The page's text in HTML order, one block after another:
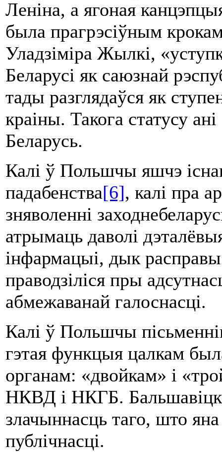
Леніна, а ягоная
была прагрэсіўным
Уладзіміра Жылкі,
Беларусі як саюзнай
тады разглядаўся як
краіны. Такога статусу
Беларусь.
Калі ў Польшчы яшчэ
падабенства[6], калі пра
зняволенні
атрымаць даволі
інфармацыі, дык
праводзіліся пры
абмежаванай галоснасці.
Калі ў Польшчы
гэтая функцыя цалкам
органам: «двойкам» і
НКВД і НКГБ.
злачыннасць таго, што
публічнасці.